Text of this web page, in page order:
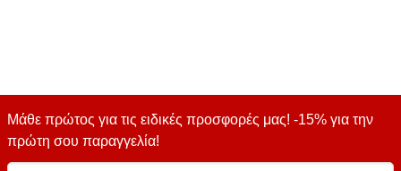
Μάθε πρώτος για τις ειδικές προσφορές μας! -15% για την
πρώτη σου παραγγελία!